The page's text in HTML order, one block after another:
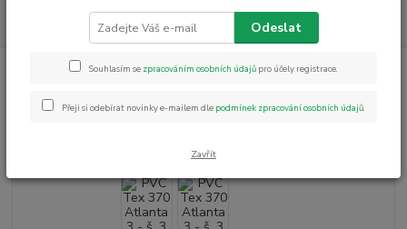
PVC podlahy PVC Tex 370 Atlanta 3 - š. 3 m
PVC Tex 370 Atlanta 3 - š. 3 m
Odeslat
Souhlasím se zpracováním osobních údajů pro účely registrace.
Přeji si odebírat novinky e-mailem dle podmínek zpracování osobních údajů.
Zavřít